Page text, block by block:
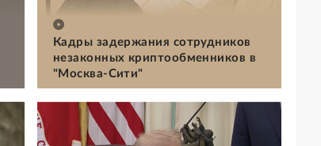
Кадры задержания сотрудников
незаконных криптообменников в
"Москва-Сити"